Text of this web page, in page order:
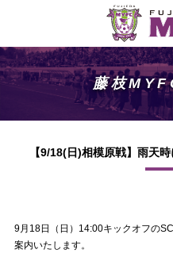
藤枝
【9/18(日)相模原戦】雨天
9月18日（日）14:00キックオフの
案内いたします。